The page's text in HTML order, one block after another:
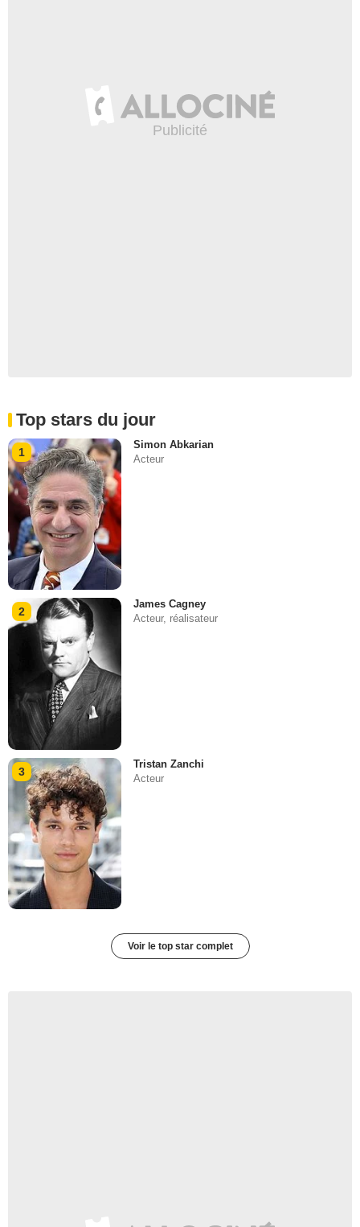
Top stars du jour
1
Simon Abkarian
Acteur
2
James Cagney
Acteur, réalisateur
3
Tristan Zanchi
Acteur
Voir le top star complet